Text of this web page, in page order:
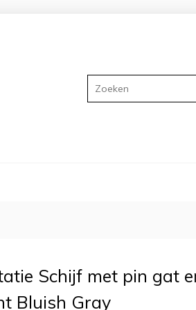
Schijf met pin gat
Bluish Gray